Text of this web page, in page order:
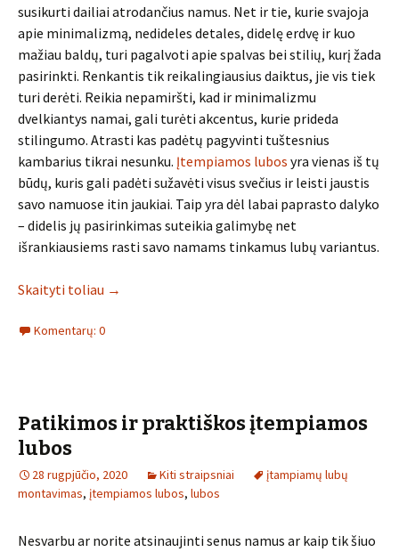
susikurti dailiai atrodančius namus. Net ir tie, kurie svajoja
apie minimalizmą, nedideles detales, didelę erdvę ir kuo
mažiau baldų, turi pagalvoti apie spalvas bei stilių, kurį žada
pasirinkti. Renkantis tik reikalingiausius daiktus, jie vis tiek
turi derėti. Reikia nepamiršti, kad ir minimalizmu
dvelkiantys namai, gali turėti akcentus, kurie prideda
stilingumo. Atrasti kas padėtų pagyvinti tuštesnius
kambarius tikrai nesunku. Įtempiamos lubos yra vienas iš tų
būdų, kuris gali padėti sužavėti visus svečius ir leisti jaustis
savo namuose itin jaukiai. Taip yra dėl labai paprasto dalyko
– didelis jų pasirinkimas suteikia galimybę net
išrankiausiems rasti savo namams tinkamus lubų variantus.
Skaityti toliau →
Komentarų: 0
Patikimos ir praktiškos įtempiamos
lubos
28 rugpjūčio, 2020 Kiti straipsniai
įtampiamų lubų
montavimas, įtempiamos lubos, lubos
Nesvarbu ar norite atsinaujinti senus namus ar kaip tik šiuo